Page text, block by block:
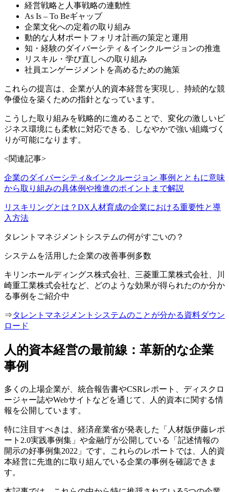
経営戦略と人事戦略の連動性
As Is – To Beギャップ
企業文化への定着の取り組み
動的な人材ポートフォリオ計画の策定と運用
知・経験のダイバーシティ＆インクルージョンの推進
リスキル・学び直しへの取り組み
社員エンゲージメントを高めるための施策
これらの提言は、企業が人的資本経営を実現し、持続的な競
争優位を築くための指針となっています。
こうした取り組みを戦略的に進めることで、変化の激しいビ
ジネス環境にも柔軟に対応できる、しなやかで強い組織づく
りが可能になります。
<関連記事>
企業のダイバーシティ&インクルージョン 事例とともに意味
から取り組みの具体例や推進のポイントまで解説
リスキリングとは？DX人材育成の企業における重要性と導
入方法
タレントマネジメントシステムの何がすごいの？
システムを活用した企業の改善事例多数
キリンホールディングス株式会社、三菱重工業株式会社、川
崎重工業株式会社など、どのような効果が得られたのか分か
る事例をご紹介中
⇒タレントマネジメントシステムのことが分かる資料ダウン
ロード
人的資本経営の最前線：革新的な企業
事例
多くの上場企業が、統合報告書やCSRレポート、ディスクロ
ージャー誌やWebサイトなどを通じて、人的資本に関する情
報を公開しています。
特に注目すべきは、経済産業省が発表した「人材版伊藤レポ
ート2.0実践事例集」や金融庁が公開している「記述情報の
開示の好事例集2022」です。これらのレポートでは、人的資
本経営に先進的に取り組んでいる企業の事例を確認できま
す。